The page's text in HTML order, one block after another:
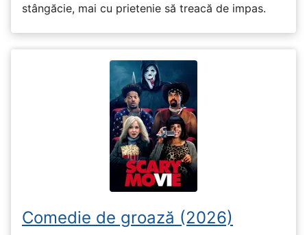
stângăcie, mai cu prietenie să treacă de impas.
Comedie de groază (2026)